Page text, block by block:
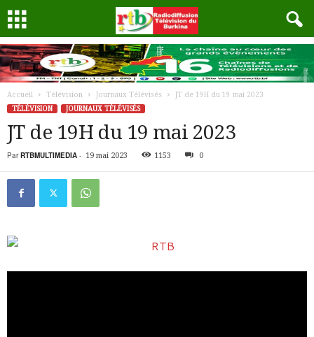
Accueil Télévision Journaux Télévisés
JT de 19H du 19 mai 2023
TÉLÉVISION
JOURNAUX TÉLÉVISÉS
JT de 19H du 19 mai 2023
Par RTBMULTIMEDIA - 19 mai 2023 1153 0